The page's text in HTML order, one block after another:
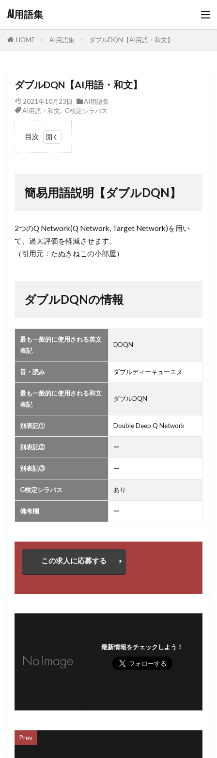
AI用語集
HOME AI用語集 ダブルDQN【AI用語・和文】
ダブルDQN【AI用語・和文】
2021年10月23日
AI用語集
AI用語・和文
G検定シラバス
目次
ル
2
ダブ
DQN
簡易用語説明【ダブルDQN】
2つのQ Network(Q Network, Target Network)を用い
て、過大評価を軽減させます。
（引用元：たぬきねこの小部屋）
ダブルDQNの情報
最も一般的に使用される英文
表記
DDQN
音・読み ダブルディーキューエヌ
最も一般的に使用される和文
表記
ダブルDQN
別表記① Double Deep Q Network
別表記② ー
別表記③ ー
G検定シラバス あり
備考欄 ー
この求人に応募する
最新情報をチェックしよう！
Prev